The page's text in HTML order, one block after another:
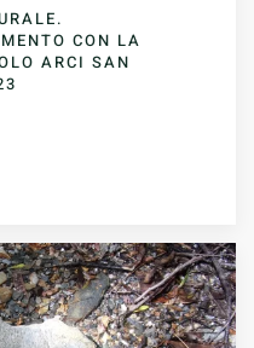
CON LA
ARCI SAN